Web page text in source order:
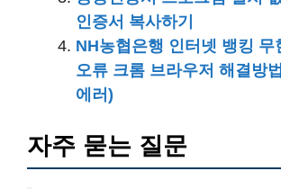
인증서 복사하기
NH농협은행 인터넷 뱅킹 무
오류 크롬 브라우저 해결방
에러)
자주 묻는 질문